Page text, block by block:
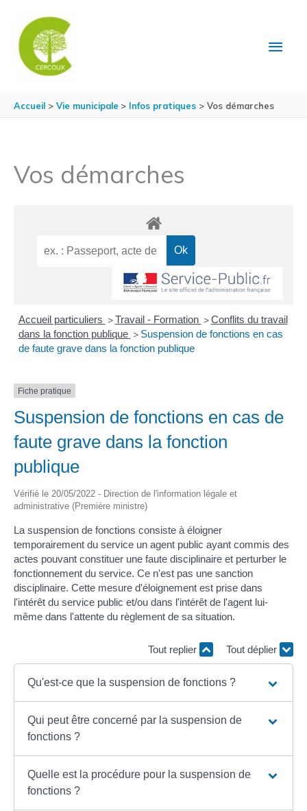
Accueil Vie municipale Infos pratiques Vos démarches
Vos démarches
Accueil particuliers > Travail - Formation > Conflits du travail
dans la fonction publique > Suspension de fonctions en cas
de faute grave dans la fonction publique
Fiche pratique
Suspension de fonctions en cas de
faute grave dans la fonction
publique
Vérifié le 20/05/2022 - Direction de l'information légale et
administrative (Première ministre)
La suspension de fonctions consiste à éloigner
temporairement du service un agent public ayant commis des
actes pouvant constituer une faute disciplinaire et perturber le
fonctionnement du service. Ce n'est pas une sanction
disciplinaire. Cette mesure d'éloignement est prise dans
l'intérêt du service public et/ou dans l'intérêt de l'agent lui-
même dans l'attente du règlement de sa situation.
Tout replier Tout déplier
Qu'est-ce que la suspension de fonctions ?
Qui peut être concerné par la suspension de
fonctions ?
Quelle est la procédure pour la suspension de
fonctions ?